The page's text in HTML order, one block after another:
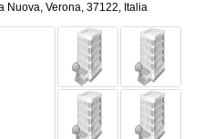
Nuova, Verona,37122, Italia